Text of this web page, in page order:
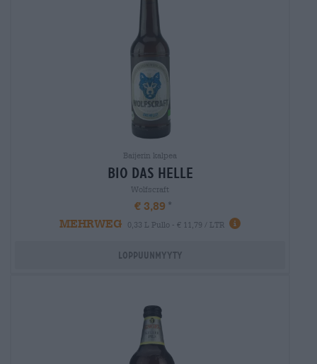
Baijerin kalpea
bio das helle
Wolfscraft
€ 3,89
MEHRWEG
0,33 L Pullo - € 11,79 / LTR
Loppuunmyyty